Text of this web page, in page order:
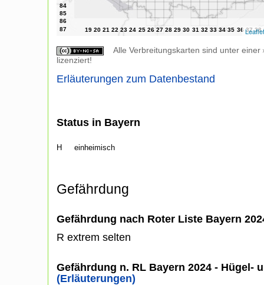
Leaflet
Alle Verbreitungskarten sind unter einer
lizenziert!
Erläuterungen zum Datenbestand
Status in Bayern
H einheimisch
Gefährdung
Gefährdung nach Roter Liste Bayern
R extrem selten
Gefährdung n. RL Bayern 2024 - Hügel-
(Erläuterungen)